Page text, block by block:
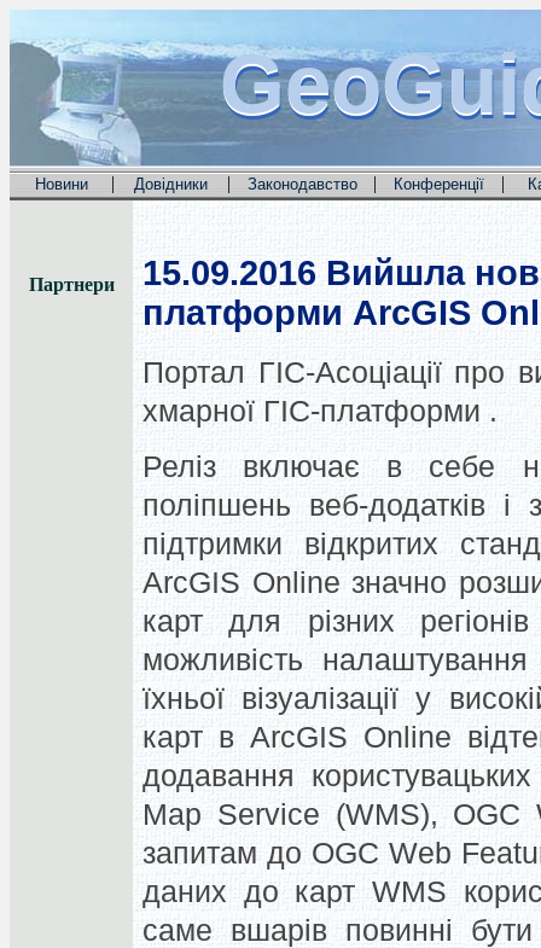
Новини | Довідники | Законодавство | Конференції |
Партнери 15.09.2016 Вийшла
платформи ArcGIS
Портал ГІС-Асоціації про
хмарної ГІС-платформи .
Реліз включає в себе
поліпшень веб-додатків і
підтримки відкритих
ArcGIS Online значно
карт для різних
можливість
їхньої візуалізації у
карт в ArcGIS Online
додавання
Map Service (WMS), OGC
запитам до OGC Web
даних до карт WMS
саме вшарів повинні